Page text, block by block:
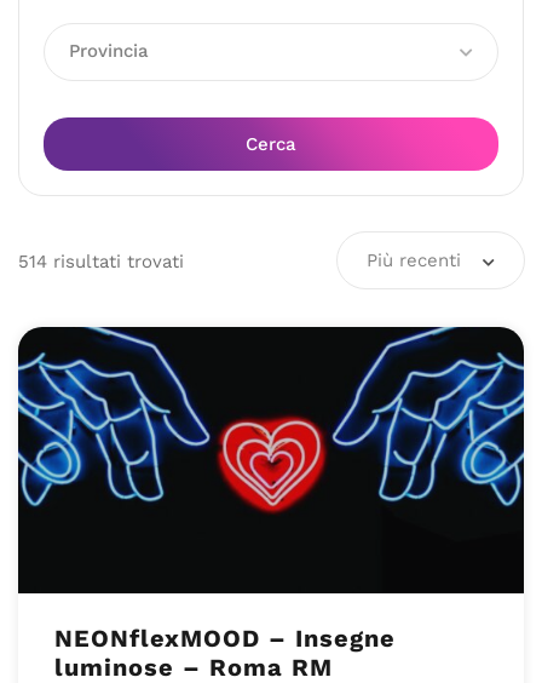
Provincia
Cerca
514 risultati trovati Più recenti
NEONflexMOOD – Insegne
luminose – Roma RM